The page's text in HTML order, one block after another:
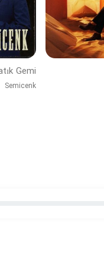
Gemi
Semicenk